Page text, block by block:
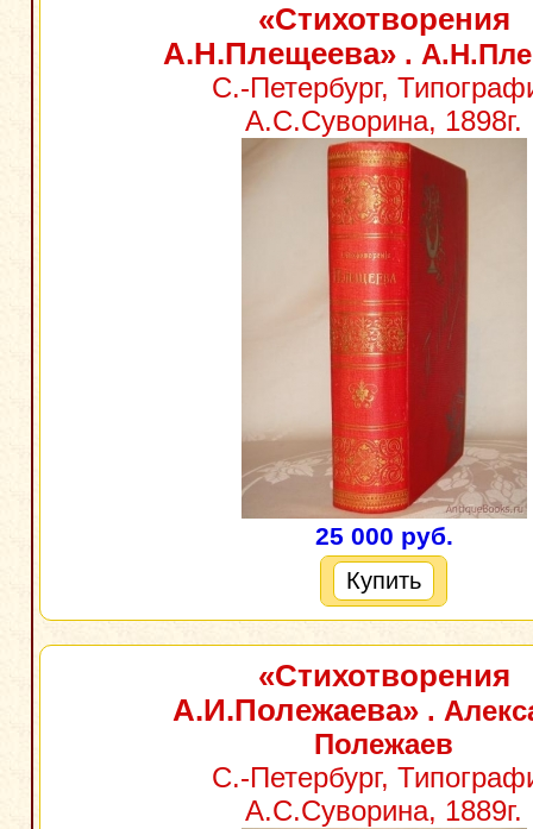
«Стихотворения
А.Н.Плещеева» .
С.-Петербург,
А.С.Суворина, 1898г.
25 000 руб.
Купить
«Стихотворения
А.И.Полежаева».
Полежаев
С.-Петербург,
А.С.Суворина, 1889г.